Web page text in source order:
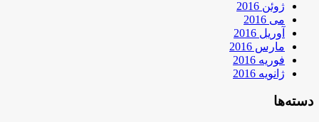
ژوئن 2016
می 2016
آوریل 2016
مارس 2016
فوریه 2016
ژانویه 2016
دسته‌ها